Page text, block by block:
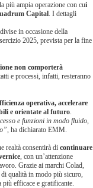
più ampia operazione con cui
Capital. I dettagli
in occasione della
2025, prevista per la fine
non comporterà
e processi, infatti, resteranno
operativa, accelerare
e orientate al futuro.
e funzioni in modo fluido,
, ha dichiarato EMM.
realtà consentirà di continuare
, con un’attenzione
Grazie ai marchi Colad,
qualità in modo più sicuro,
efficace e gratificante.